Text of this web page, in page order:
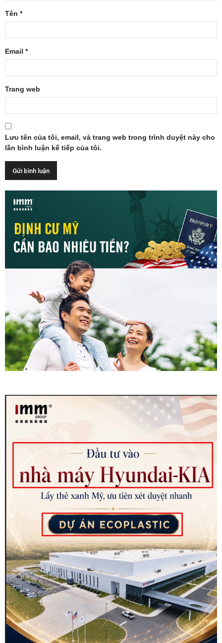
Tên *
Email *
Trang web
Lưu tên của tôi, email, và trang web trong trình duyệt này cho
lần bình luận kế tiếp của tôi.